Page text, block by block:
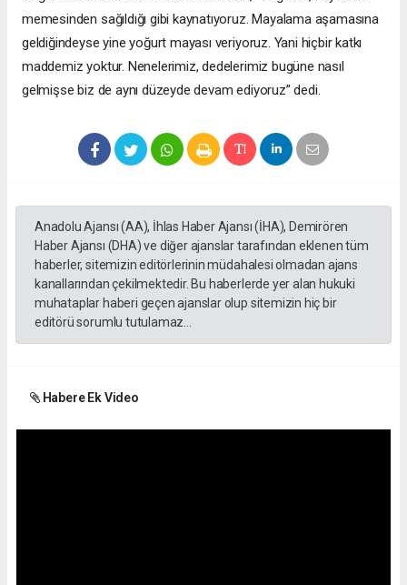
memesinden sağıldığı gibi kaynatıyoruz. Mayalama aşamasına
geldiğindeyse yine yoğurt mayası veriyoruz. Yani hiçbir katkı
maddemiz yoktur. Nenelerimiz, dedelerimiz bugüne nasıl
gelmişse biz de aynı düzeyde devam ediyoruz” dedi.
Anadolu Ajansı (AA), İhlas Haber Ajansı (İHA), Demirören
Haber Ajansı (DHA) ve diğer ajanslar tarafından eklenen tüm
haberler, sitemizin editörlerinin müdahalesi olmadan ajans
kanallarından çekilmektedir. Bu haberlerde yer alan hukuki
muhataplar haberi geçen ajanslar olup sitemizin hiç bir
editörü sorumlu tutulamaz...
Habere Ek Video